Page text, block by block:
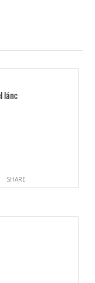
lánc
SHARE